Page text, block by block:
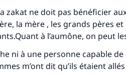
zakat ne doit pas bénéficier
la mère , les grands pères
à l’aumône, on peut
ni à une personne capable
m’ont dit qu’ils étaient
IslamQA